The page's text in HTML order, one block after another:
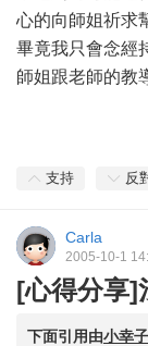
心的向師姐祈求
畢竟我只會念經
師姐跟老師的教
支持 反
Carla
2005-10-1
[心得分享]
下面引用由小幸子